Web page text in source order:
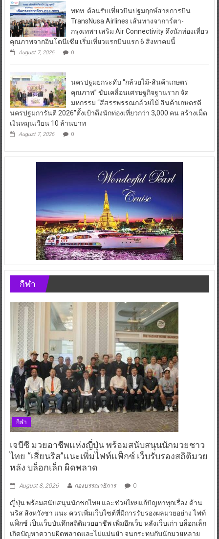
ททท. ต้อนรับเที่ยวบินปฐมฤกษ์สายการบิน
TransNusa Airlines เส้นทางจาการ์ตา-
กรุงเทพฯ เสริม Air Connectivity ดึงนักท่องเที่ยว
คุณภาพจากอินโดนีเซีย เริ่มเที่ยวแรกบินแรก 6 สิงหาคมนี้
August 7, 2026 0
นครปฐมยกระดับ “กล้วยไม้-สินค้าเกษตร
คุณภาพ” ขับเคลื่อนเศรษฐกิจฐานราก จัด
มหกรรม “สีสรรพรรณกล้วยไม้ สินค้าเกษตรดี
นครปฐมการันตี 2026″ตั้งเป้าดึงนักท่องเที่ยวกว่า 3,000 คน สร้างเม็ด
เงินหมุนเวียน 10 ล้านบาท
August 7, 2026 0
กีฬา
กีฬา
เจบีซี มวยอาชีพแห่งญี่ปุ่น พร้อมสนับสนุนนักมวยชาว
ไทย “เสี่ยนริส”แนะเพิ่มไฟท์แฟ็กซ์ เว็บรับรองสถิติมวย
หลัง บล็อกเล็ก ผิดพลาด
August 8, 2026 กองบรรณาธิการ 0
ญี่ปุ่น พร้อมสนับสนุนนักชกไทย และช่วยไทยแก้ปัญหาทุกเรื่อง ด้าน
นริส สิงหวังชา แนะ ควรเพิ่มเว็บไซต์ที่มีการรับรองผลมวยอย่าง ไฟท์
แฟ็กซ์ เป็นเว็บบันทึกสถิติมวยอาชีพ เพิ่มอีกเว็บ หลังเว็บเก่า บล็อกเล็ก
เกิดปัญหาความผิดพลาดและไม่แม่นยำ จนกระทบกับนักมวยหลาย